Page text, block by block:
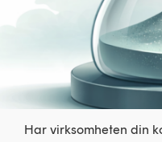
Har virksomheten din